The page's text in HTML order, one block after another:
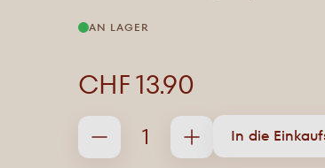
AN LAGER
CHF 13.90
In die